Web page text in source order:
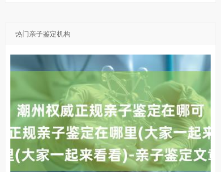
热门亲子鉴定机构